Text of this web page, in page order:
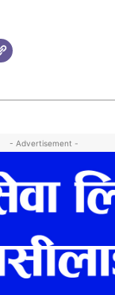
- Advertisement -